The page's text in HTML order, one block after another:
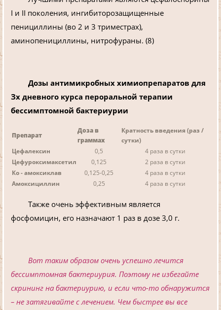
I и II поколения, ингибиторозащищенные
пенициллины (во 2 и 3 триместрах),
аминопенициллины, нитрофураны. (8)
Дозы антимикробных химиопрепаратов для
Зх дневного курса пероральной терапии
бессимптомной бактериурии
Препарат
Доза в
граммах
Кратность введения (раз /
сутки)
Цефалексин
0,5
4 раза в сутки
Цефуроксимаксетил
0,125
2 раза в сутки
Ко - амоксиклав
0,125-0,25
4 раза в сутки
Амоксициллин
0,25 4 раза в сутки
Также очень эффективным является
фосфомицин, его назначают 1 раз в дозе 3,0 г.
Вот таким образом очень успешно лечится
бессимптомная бактериурия. Поэтому не избегайте
скрининг на бактериурию, и если что-то обнаружится
– не затягивайте с лечением. Чем быстрее вы все